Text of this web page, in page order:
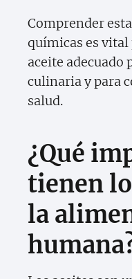
Comprender
químicas es
aceite adecuado
culinaria y para
salud.
¿Qué
tienen
la